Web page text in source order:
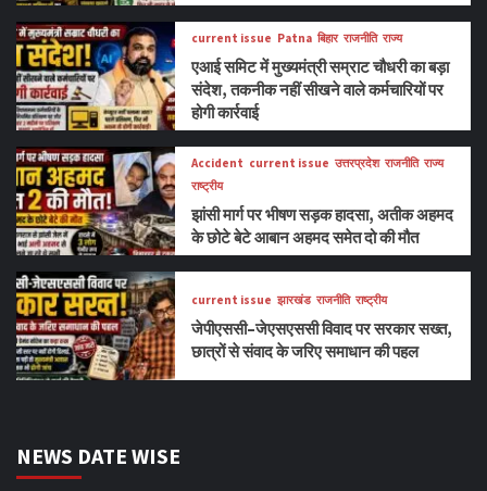
current issue Patna बिहार राजनीति राज्य
एआई समिट में मुख्यमंत्री सम्राट चौधरी का बड़ा
संदेश, तकनीक नहीं सीखने वाले कर्मचारियों पर
होगी कार्रवाई
Accident current issue उत्तरप्रदेश राजनीति राज्य
राष्ट्रीय
झांसी मार्ग पर भीषण सड़क हादसा, अतीक अहमद
के छोटे बेटे आबान अहमद समेत दो की मौत
current issue झारखंड राजनीति राष्ट्रीय
जेपीएससी–जेएसएससी विवाद पर सरकार सख्त,
छात्रों से संवाद के जरिए समाधान की पहल
NEWS DATE WISE